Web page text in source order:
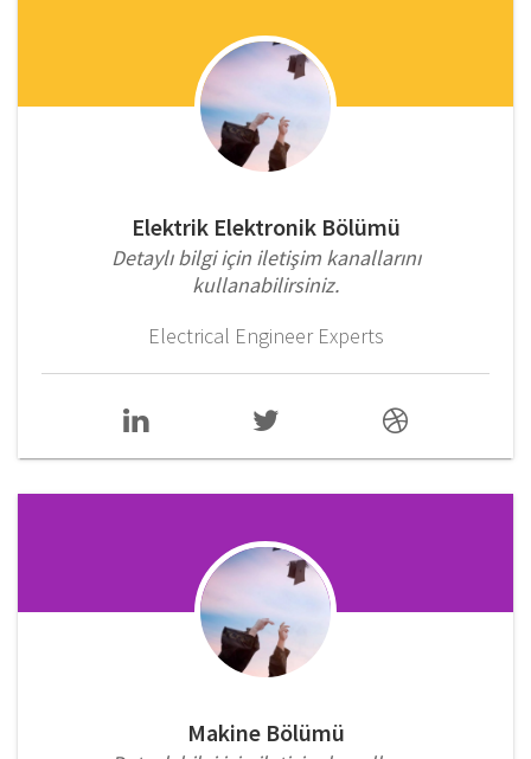
Elektrik Elektronik Bölümü
Detaylı bilgi için iletişim kanallarını
kullanabilirsiniz.
Electrical Engineer Experts
Makine Bölümü